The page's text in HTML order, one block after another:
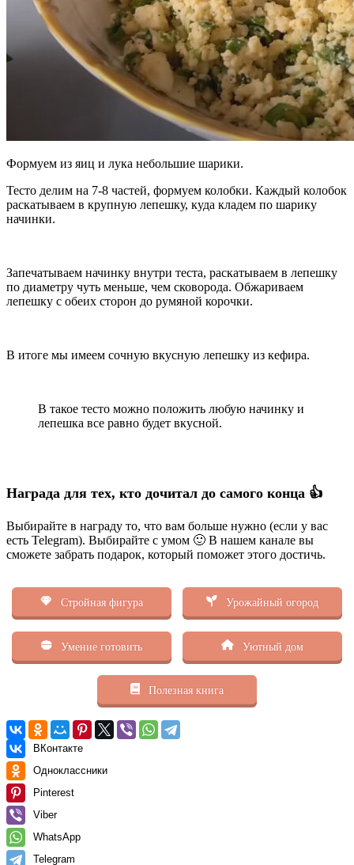
Формуем из яиц и лука небольшие шарики.
Тесто делим на 7-8 частей, формуем колобки. Каждый колобок
раскатываем в крупную лепешку, куда кладем по шарику
начинки.
Запечатываем начинку внутри теста, раскатываем в лепешку
по диаметру чуть меньше, чем сковорода. Обжариваем
лепешку с обеих сторон до румяной корочки.
В итоге мы имеем сочную вкусную лепешку из кефира.
В такое тесто можно положить любую начинку и
лепешка все равно будет вкусной.
Награда для тех, кто дочитал до самого конца 👍
Выбирайте в награду то, что вам больше нужно (если у вас
есть Telegram). Выбирайте с умом 🙂 В нашем канале вы
сможете забрать подарок, который поможет этого достичь.
Стройная фигура Урожайный огород
Умение готовить Уютный дом
Полезная книга
ВКонтакте
Одноклассники
Pinterest
Viber
WhatsApp
Telegram